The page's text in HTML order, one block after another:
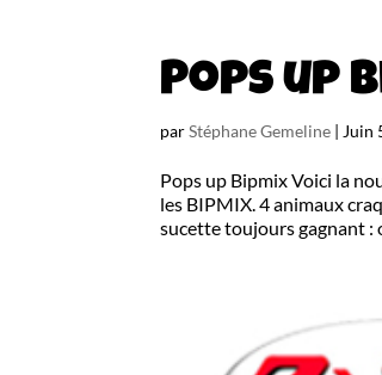
Pops up
parStéphane Gemeline | Juin
Pops up Bipmix Voici la
les BIPMIX. 4 animaux
sucette toujours gagnant :